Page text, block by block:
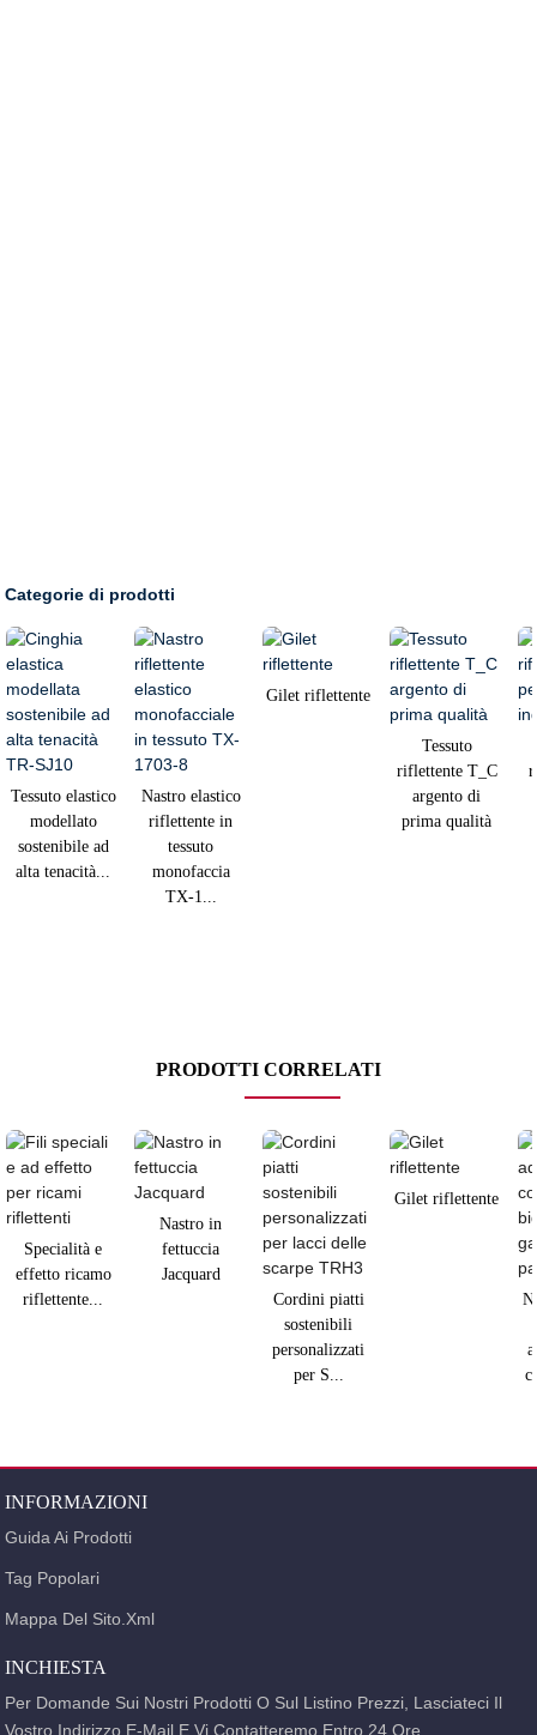
Categorie di prodotti
Tessuto elastico
modellato
sostenibile ad
alta tenacità...
Nastro elastico
riflettente in
tessuto
monofaccia
TX-1...
Gilet riflettente
Tessuto
riflettente T_C
argento di
prima qualità
PRODOTTI CORRELATI
Specialità e
effetto ricamo
riflettente...
Nastro in
fettuccia
Jacquard
Cordini piatti
sostenibili
personalizzati
per S...
Gilet riflettente
INFORMAZIONI
Guida Ai Prodotti
Tag Popolari
Mappa Del Sito.xml
INCHIESTA
Per Domande Sui Nostri Prodotti O Sul Listino Prezzi, Lasciateci Il
Vostro Indirizzo E-Mail E Vi Contatteremo Entro 24 Ore.